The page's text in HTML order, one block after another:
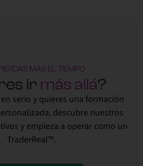
MÁS EL TIEMPO
ir más allá?
serio y quieres una formación
descubre nuestros
y empieza a operar como un
TraderReal™.